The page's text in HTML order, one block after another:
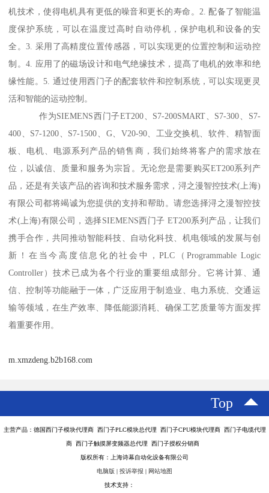
机技术，使得电机具有更低的噪音和更长的寿命。2. 配备了智能温
度保护系统，可以在温度过高时自动停机，保护电机和设备的安
全。3. 采用了高精度位置传感器，可以实现更的位置控制和运动控
制。4. 应用了的磁场设计和电气绝缘技术，提髙了电机的效率和绝
缘性能。5. 通过使用西门子的配套软件和控制系统，可以实现更灵
活和智能的运动控制。
作为SIEMENS西门子ET200、S7-200SMART、S7-300、S7-
400、S7-1200、S7-1500、G、V20-90、工业交换机、软件、精智面
板、电机、电源系列产品的销售商，我们始终将客户的需求放在
位，以诚信、质量和服务为宗旨。无论您是需要购买ET200系列产
品，还是有关该产品的咨询和技术服务需求，浔之漫智控技术(上海)
有限公司都将竭诚为您提供的支持和帮助。请您选择浔之漫智控技
术(上海)有限公司，选择SIEMENS西门子 ET200系列产品，让我们
携手合作，共同推动智能科技、自动化科技、机电领域的发展与创
新！在当今高度信息化的社会中，PLC（Programmable Logic
Controller）技术已成为各个行业的重要组成部分。它将计算、通
信、控制等功能融于一体，广泛应用于制造业、电力系统、交通运
输等领域，在生产效率、降低能源消耗、确保工艺质量等方面发挥
着重要作用。
m.xmzdeng.b2b168.com
Top
主营产品：德国西门子模块代理商 西门子PLC模块总代理 西门子CPU模块代理商 西门子电缆代理
商 西门子触摸屏变频器总代理 西门子授权分销商
版权所有：上海诗幕自动化设备有限公司
电脑版 | 投诉举报 | 网站地图
技术支持：